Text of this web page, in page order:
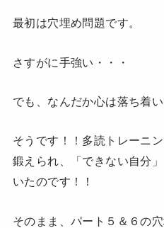
最初は穴埋め問題です。
さすがに手強い・・・
でも、なんだか心は落ち着い
そうです！！多読トレーニ
鍛えられ、「できない自分
いたのです！！
そのまま、パート５＆６の